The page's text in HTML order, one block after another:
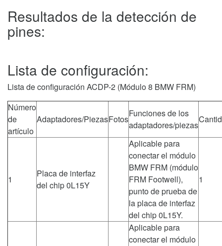
Resultados de la detección de
pines:
Lista de configuración:
Lista de configuración ACDP-2 (Módulo 8 BMW FRM)
Número
de
artículo
Adaptadores/PiezasFotos
Funciones de los
adaptadores/piezas
1
Placa de interfaz
del chip 0L15Y
Aplicable para
conectar el módulo
BMW FRM (módulo
FRM Footwell),
punto de prueba de
la placa de interfaz
del chip 0L15Y.
1
Aplicable para
conectar el módulo